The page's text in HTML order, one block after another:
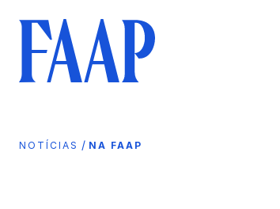
NOTÍCIAS / NA FAAP